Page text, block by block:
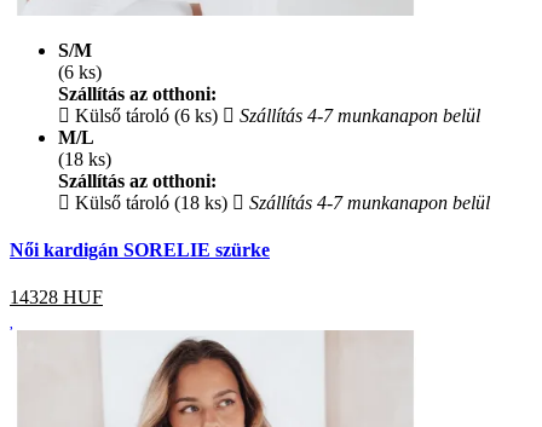
S/M
(6 ks)
Szállítás az otthoni:
Külső tároló (6 ks)
Szállítás 4-7 munkanapon belül
M/L
(18 ks)
Szállítás az otthoni:
Külső tároló (18 ks)
Szállítás 4-7 munkanapon belül
Női kardigán SORELIE szürke
14328 HUF